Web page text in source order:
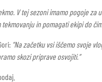
V tej sezoni imamo pogoje za
in pomagati ekipi do
“Na začetku vsi iščemo svoje
skozi priprave osvojiti.”